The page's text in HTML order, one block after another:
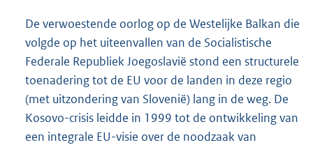
De verwoestende oorlog op de Westelijke Balkan die
volgde op het uiteenvallen van de Socialistische
Federale Republiek Joegoslavië stond een structurele
toenadering tot de EU voor de landen in deze regio
(met uitzondering van Slovenië) lang in de weg. De
Kosovo-crisis leidde in 1999 tot de ontwikkeling van
een integrale EU-visie over de noodzaak van